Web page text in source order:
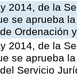
2014, de la
se aprueba
Ordenación
2014, de la
se aprueba
Servicio